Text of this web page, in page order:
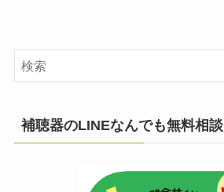
補聴器のLINEなんでも無料相談